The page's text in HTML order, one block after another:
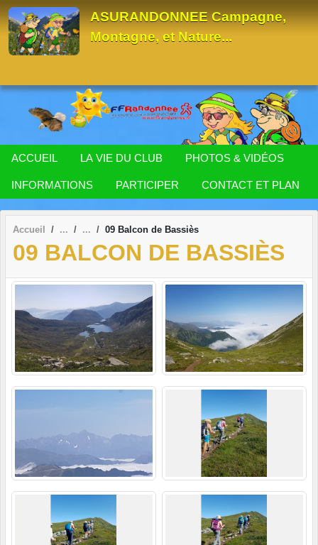
ASURANDONNEE Campagne,
Montagne, et Nature...
ACCUEIL LA VIE DU CLUB PHOTOS & VIDÉOS
INFORMATIONS PARTICIPER CONTACT ET PLAN
Accueil 09 Balcon de Bassiès
09 BALCON DE BASSIÈS
Panneau de gestion des cookies